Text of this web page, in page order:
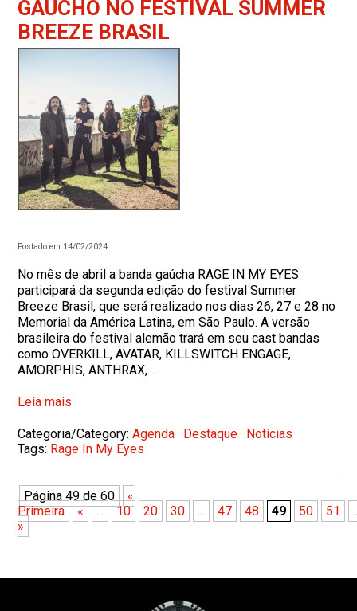
GAÚCHO NO FESTIVAL SUMMER
BREEZE BRASIL
Postado em 14/02/2024
No mês de abril a banda gaúcha RAGE IN MY EYES
participará da segunda edição do festival Summer
Breeze Brasil, que será realizado nos dias 26, 27 e 28 no
Memorial da América Latina, em São Paulo. A versão
brasileira do festival alemão trará em seu cast bandas
como OVERKILL, AVATAR, KILLSWITCH ENGAGE,
AMORPHIS, ANTHRAX,...
Leia mais
Categoria/Category:Agenda · Destaque · Notícias
Tags: Rage In My Eyes
Página 49 de 60
«
Primeira
« ... 10 20 30 ... 47 48 49 50 51
»